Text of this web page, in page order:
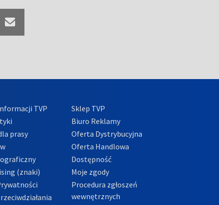
TVP
prasy
(znaki)
Sklep TVP
Biuro Reklamy
Oferta Dystrybucyjna
Oferta Handlowa
Dostępność
Moje zgody
Procedura zgłoszeń
wewnętrznych